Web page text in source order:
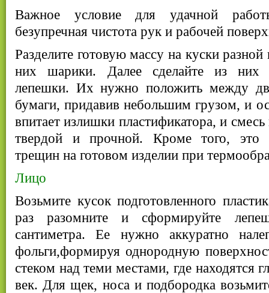
Важное условие для удачной
безупречная чистота рук и рабочей
Разделите готовую массу на куски разной
них шарики. Далее сделайте из них
лепешки. Их нужно положить между
бумаги, придавив небольшим грузом, и
впитает излишки пластификатора, и смесь
твердой и прочной. Кроме того, это
трещин на готовом изделии при
Лицо
Возьмите кусок подготовленного
раз разомните и сформируйте
сантиметра. Ее нужно аккуратно
фольги,формируя однородную
стеком над теми местами, где находятся
век. Для щек, носа и подбородка